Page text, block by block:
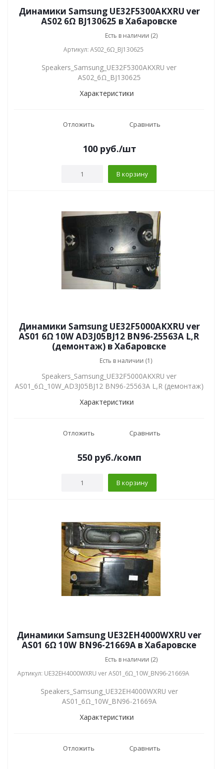
Динамики Samsung UE32F5300AKXRU ver
AS02 6Ω BJ130625 в Хабаровске
Есть в наличии (2)
Артикул: AS02_6Ω_BJ130625
Speakers_Samsung_UE32F5300AKXRU ver
AS02_6Ω_BJ130625
Характеристики
Отложить Сравнить
100руб./шт
В корзину
Динамики Samsung UE32F5000AKXRU ver
AS01 6Ω 10W AD3J05BJ12 BN96-25563A L,R
(демонтаж) в Хабаровске
Есть в наличии (1)
Speakers_Samsung_UE32F5000AKXRU ver
AS01_6Ω_10W_AD3J05BJ12 BN96-25563A L,R (демонтаж)
Характеристики
Отложить Сравнить
550 руб./комп
В корзину
Динамики Samsung UE32EH4000WXRU ver
AS01 6Ω 10W BN96-21669A в Хабаровске
Есть в наличии (2)
Артикул: UE32EH4000WXRU ver AS01_6Ω_10W_BN96-21669A
Speakers_Samsung_UE32EH4000WXRU ver
AS01_6Ω_10W_BN96-21669A
Характеристики
Отложить Сравнить